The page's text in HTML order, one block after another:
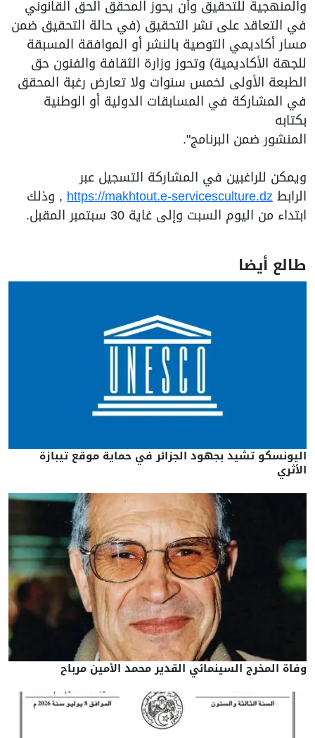
والمنهجية للتحقيق وأن يحوز المحقق الحق القانوني
في التعاقد على نشر التحقيق (في حالة التحقيق ضمن
مسار أكاديمي التوصية بالنشر أو الموافقة المسبقة
للجهة الأكاديمية) وتحوز وزارة الثقافة والفنون حق
الطبعة الأولى لخمس سنوات ولا تعارض رغبة المحقق
في المشاركة في المسابقات الدولية أو الوطنية
بكتابه
المنشور ضمن البرنامج".
ويمكن للراغبين في المشاركة التسجيل عبر
الرابطhttps://makhtout.e-servicesculture.dz , وذلك
ابتداء من اليوم السبت وإلى غاية 30 سبتمبر المقبل.
طالع أيضا
اليونسكو تشيد بجهود الجزائر في حماية موقع تيبازة
الأثري
وفاة المخرج السينمائي القدير محمد الأمين مرباح